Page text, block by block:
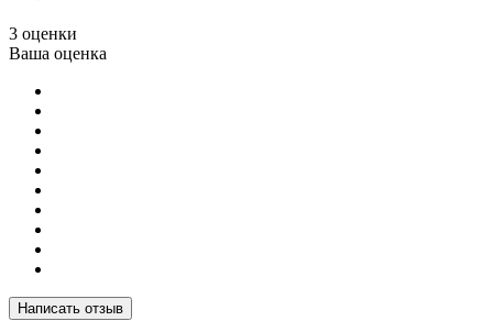
3 оценки
Ваша оценка
Написать отзыв